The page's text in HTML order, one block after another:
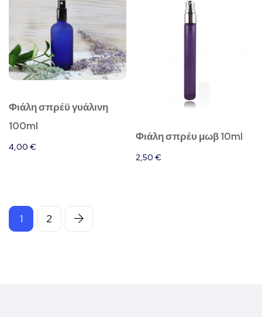
Φιάλη σπρέϋ γυάλινη
100ml
4,00 €
Φιάλη σπρέυ μωβ 10ml
2,50€
1 2